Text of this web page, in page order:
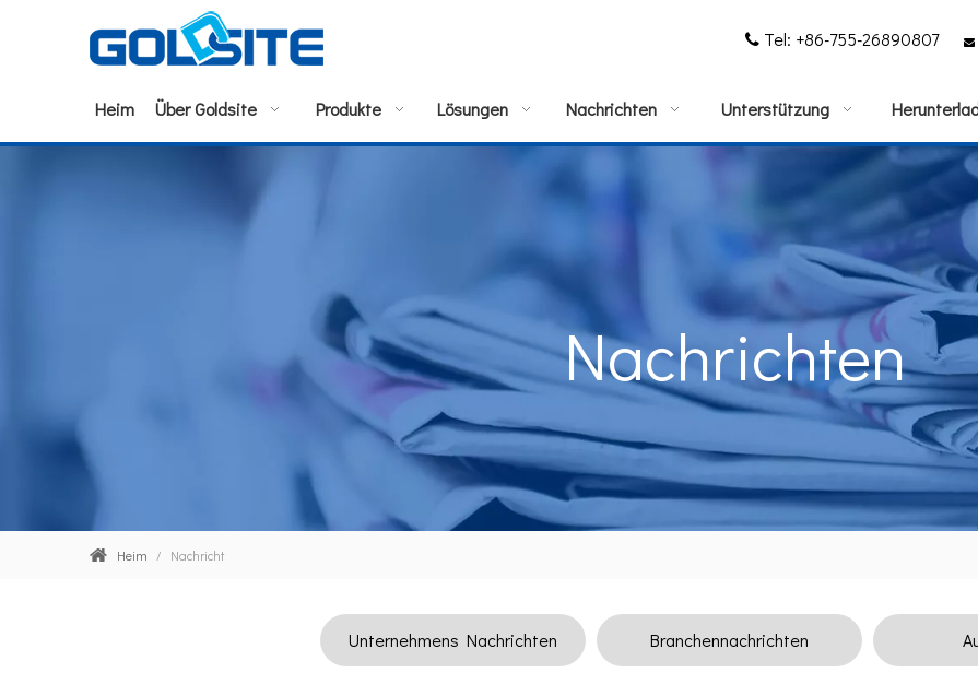
 Tel: +86-755-26890807 
Heim Über Goldsite Produkte Lösungen Nachrichten Unterstützung
Nachrichten
Heim / Nachricht
Unternehmens Nachrichten Branchennachrichten